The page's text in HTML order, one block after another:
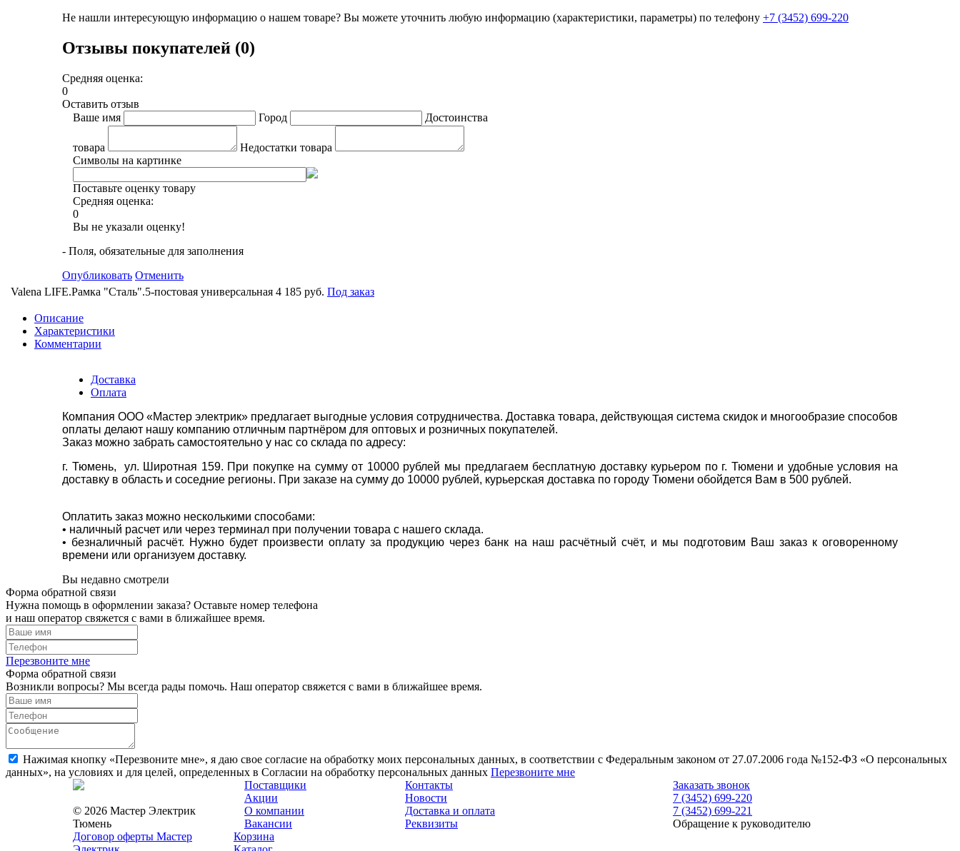
Не нашли интересующую информацию о нашем товаре? Вы можете уточнить любую информацию (характеристики, параметры) по телефону +7 (3452) 699-220
Отзывы покупателей (0)
Средняя оценка:
0
Оставить отзыв
Ваше имя
Город Достоинства
товара
Недостатки товара
Символы на картинке
Поставьте оценку товару
Средняя оценка:
0
Вы не указали оценку!
- Поля, обязательные для заполнения
Опубликовать Отменить
Valena LIFE.Рамка "Сталь".5-постовая универсальная 4 185 руб. Под заказ
Описание
Характеристики
Комментарии
Доставка
Оплата
Компания ООО «Мастер электрик» предлагает выгодные условия сотрудничества. Доставка товара, действующая система скидок и многообразие способов
оплаты делают нашу компанию отличным партнёром для оптовых и розничных покупателей.
Заказ можно забрать самостоятельно у нас со склада по адресу:
г. Тюмень, ул. Широтная 159. При покупке на сумму от 10000 рублей мы предлагаем бесплатную доставку курьером по г. Тюмени и удобные условия на
доставку в область и соседние регионы. При заказе на сумму до 10000 рублей, курьерская доставка по городу Тюмени обойдется Вам в 500 рублей.
Оплатить заказ можно несколькими способами:
• наличный расчет или через терминал при получении товара с нашего склада.
• безналичный расчёт. Нужно будет произвести оплату за продукцию через банк на наш расчётный счёт, и мы подготовим Ваш заказ к оговоренному
времени или организуем доставку.
Вы недавно смотрели
Форма обратной связи
Нужна помощь в оформлении заказа? Оставьте номер телефона
и наш оператор свяжется с вами в ближайшее время.
Перезвоните мне
Форма обратной связи
Возникли вопросы? Мы всегда рады помочь. Наш оператор свяжется с вами в ближайшее время.
Нажимая кнопку «Перезвоните мне», я даю свое согласие на обработку моих персональных данных, в соответствии с Федеральным законом от 27.07.2006 года №152-ФЗ «О персональных
данных», на условиях и для целей, определенных в Согласии на обработку персональных данных Перезвоните мне
© 2026 Мастер Электрик
Тюмень
Договор оферты Мастер
Поставщики
Контакты
Акции
Новости
О компании
Доставка и оплата
Вакансии
Реквизиты
Заказать звонок
7 (3452) 699-220
7 (3452) 699-221
Обращение к руководителю
Корзина